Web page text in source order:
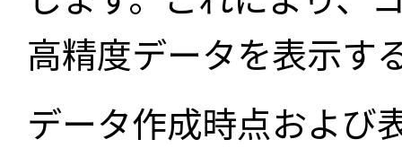
高精度データを表示す
データ作成時点および